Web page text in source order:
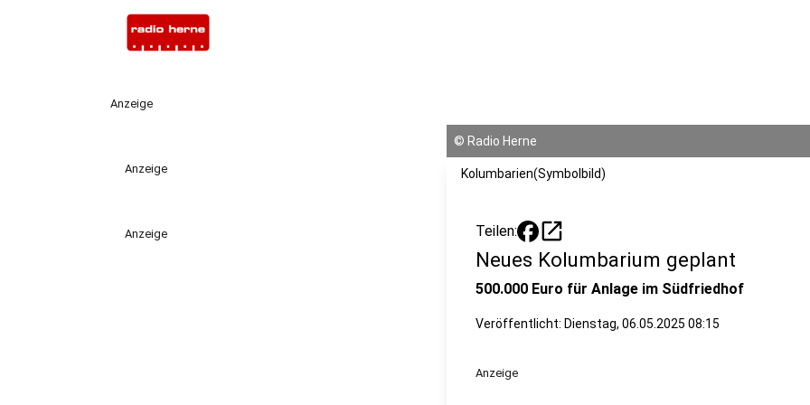
Anzeige
Anzeige
Anzeige
© Radio Herne
Kolumbarien(Symbolbild)
Teilen: open_in_new
Neues Kolumbarium geplant
500.000 Euro für Anlage im Südfriedhof
Veröffentlicht: Dienstag, 06.05.2025 08:15
Anzeige